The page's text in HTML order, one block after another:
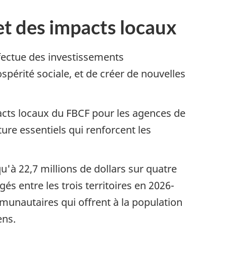
des impacts locaux
des investissements
sociale, et de créer de nouvelles
locaux du FBCF pour les agences de
essentiels qui renforcent les
22,7 millions de dollars sur quatre
entre les trois territoires en 2026-
qui offrent à la population